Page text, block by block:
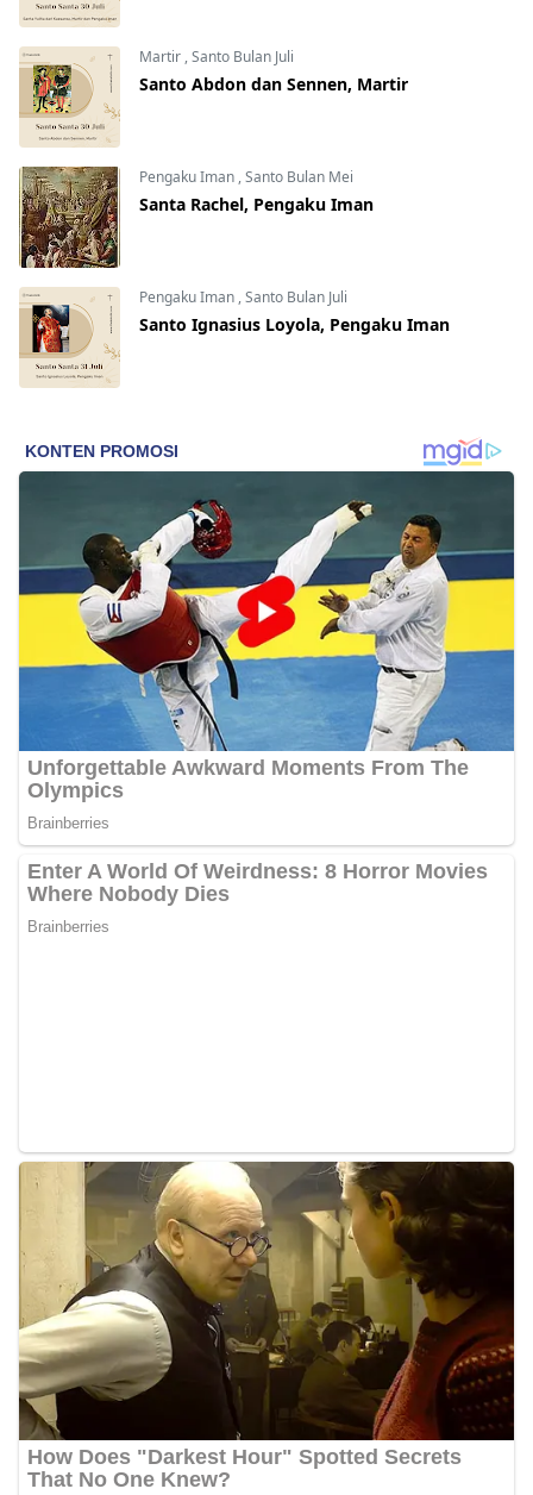
Martir ,Santo Bulan Juli
Santo Abdon dan Sennen, Martir
Pengaku Iman ,Santo Bulan Mei
Santa Rachel, Pengaku Iman
Pengaku Iman ,Santo Bulan Juli
Santo Ignasius Loyola, Pengaku Iman